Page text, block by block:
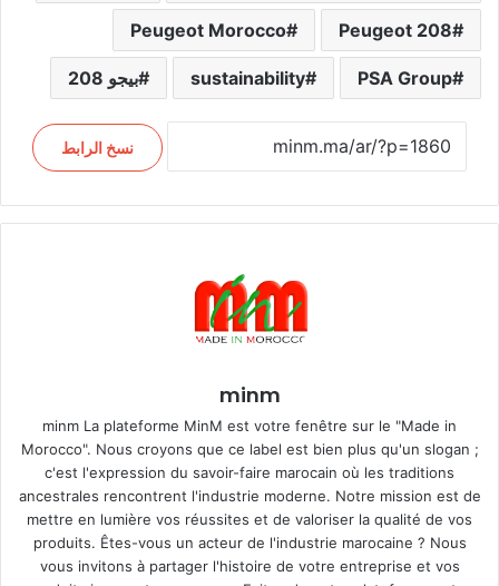
Peugeot 208
Peugeot Morocco
PSA Group
sustainability بيجو 208
نسخ الرابط
minm
minm La plateforme MinM est votre fenêtre sur le "Made in
Morocco". Nous croyons que ce label est bien plus qu'un slogan ;
c'est l'expression du savoir-faire marocain où les traditions
ancestrales rencontrent l'industrie moderne. Notre mission est de
mettre en lumière vos réussites et de valoriser la qualité de vos
produits. Êtes-vous un acteur de l'industrie marocaine ? Nous
vous invitons à partager l'histoire de votre entreprise et vos